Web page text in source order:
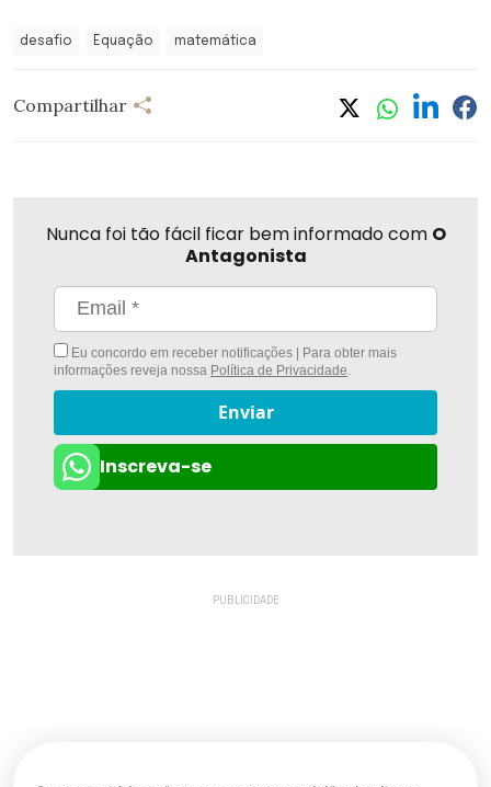
desafio Equação matemática
Compartilhar
Nunca foi tão fácil ficar bem informado com O
Antagonista
Eu concordo em receber notificações | Para obter mais
informações reveja nossa Política de Privacidade.
Enviar
Inscreva-se